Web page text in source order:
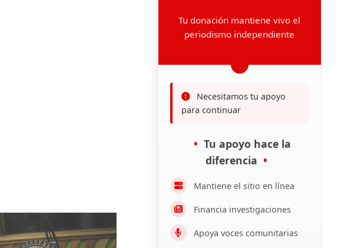
Tu donación mantiene vivo el
periodismo independiente
Necesitamos tu apoyo
para continuar
Tu apoyo hace la
diferencia
Mantiene el sitio en línea
Financia investigaciones
Apoya voces comunitarias